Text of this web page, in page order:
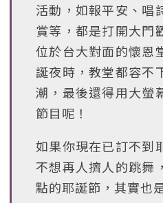
活動，如報平安、唱
賞等，都是打開大門
位於台大對面的懷恩
誕夜時，教堂都容不
潮，最後還得用大螢
節目呢！
如果你現在已訂不到
不想再人擠人的跳舞
點的耶誕節，其實也